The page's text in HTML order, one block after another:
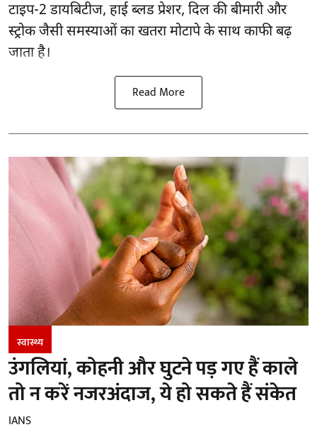
टाइप-2 डायबिटीज, हाई ब्लड प्रेशर, दिल की बीमारी और
स्ट्रोक जैसी समस्याओं का खतरा मोटापे के साथ काफी बढ़
जाता है।
Read More
स्वास्थ्य
उंगलियां, कोहनी और घुटने पड़ गए हैं काले
तो न करें नजरअंदाज, ये हो सकते हैं संकेत
IANS